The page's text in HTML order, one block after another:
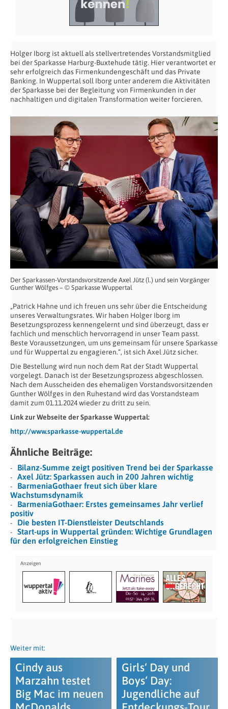
Holger Iborg ist aktuell als stellvertretendes Vorstandsmitglied
bei der Sparkasse Harburg-Buxtehude tätig. Hier verantwortet er
sehr erfolgreich das Firmenkundengeschäft und das Private
Banking. In Wuppertal soll Iborg unter anderem die Aktivitäten
der Sparkasse bei der Begleitung von Firmenkunden in der
nachhaltigen und digitalen Transformation weiter forcieren.
Der Sparkassen-Vorstandsvorsitzende Axel Jütz (l.) und sein Vorgänger
Gunther Wölfges – © Sparkasse Wuppertal
„Patrick Hahne und ich freuen uns sehr über die Entscheidung
unseres Verwaltungsrates. Wir haben Holger Iborg im
Besetzungsprozess kennengelernt und sind überzeugt, dass er
fachlich und menschlich hervorragend in unser Team passt.
Beste Voraussetzungen, um uns gemeinsam für unsere Sparkasse
und für Wuppertal zu engagieren.“, ist sich Axel Jütz sicher.
Die Bestellung wird nun noch dem Rat der Stadt Wuppertal
vorgelegt. Danach ist der Besetzungsprozess abgeschlossen.
Nach dem Ausscheiden des ehemaligen Vorstandsvorsitzenden
Gunther Wölfges in den Ruhestand wird das Vorstandsteam
damit zum 01.11.2024 wieder zu dritt zu sein.
Link zur Webseite der Sparkasse Wuppertal:
http://www.sparkasse-wuppertal.de
Ähnliche Beiträge:
Bilanz-Summe zeigt positiven Trend bei der Sparkasse
Axel Jütz: Sparkassen auch in 200 Jahren wichtig
BarmeniaGothaer freut sich über klare
Wachstumsdynamik
BarmeniaGothaer: Erstes gemeinsames Jahr verlief
positiv
Die besten IT-Dienstleister Deutschlands
Start-ups in Wuppertal gründen: Wichtige Grundlagen
für den erfolgreichen Einstieg
Weiter mit:
Cindy aus
Marzahn testet
Big Mac im neuen
Girls‘ Day und
Boys‘ Day:
Jugendliche auf